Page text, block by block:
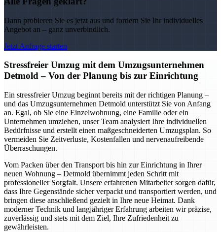
Dann probieren Sie es jetzt aus und fordern Sie Ihr individuelles
Angebot an – ganz unverbindlich.
Jetzt Anfrage starten
Stressfreier Umzug mit dem Umzugsunternehmen
Detmold – Von der Planung bis zur Einrichtung
Ein stressfreier Umzug beginnt bereits mit der richtigen Planung –
und das Umzugsunternehmen Detmold unterstützt Sie von Anfang
an. Egal, ob Sie eine Einzelwohnung, eine Familie oder ein
Unternehmen umziehen, unser Team analysiert Ihre individuellen
Bedürfnisse und erstellt einen maßgeschneiderten Umzugsplan. So
vermeiden Sie Zeitverluste, Kostenfallen und nervenaufreibende
Überraschungen.
Vom Packen über den Transport bis hin zur Einrichtung in Ihrer
neuen Wohnung – Detmold übernimmt jeden Schritt mit
professioneller Sorgfalt. Unsere erfahrenen Mitarbeiter sorgen dafür,
dass Ihre Gegenstände sicher verpackt und transportiert werden, und
bringen diese anschließend gezielt in Ihre neue Heimat. Dank
moderner Technik und langjähriger Erfahrung arbeiten wir präzise,
zuverlässig und stets mit dem Ziel, Ihre Zufriedenheit zu
gewährleisten.